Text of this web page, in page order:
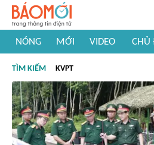
NÓNG MỚI VIDEO CHỦ
#Khám phá thế giới
TÌM KIẾM KVPT